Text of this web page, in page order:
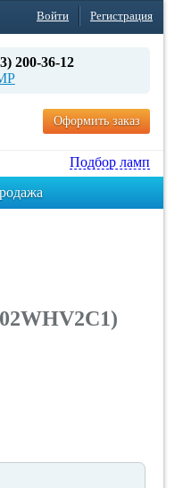
Войти Регистрация
200-36-12
Оформить заказ
Подбор ламп